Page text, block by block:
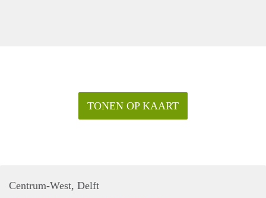
TONEN OP KAART
Centrum-West, Delft